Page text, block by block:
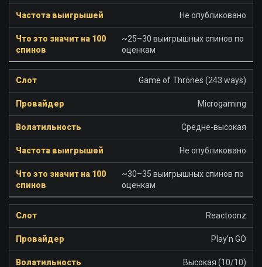
Не опубликовано
~25–30 выигрышных спинов по
оценкам
Game of Thrones (243 ways)
Microgaming
Средне-высокая
Не опубликовано
~30–35 выигрышных спинов по
оценкам
Reactoonz
Play’n GO
Высокая (10/10)